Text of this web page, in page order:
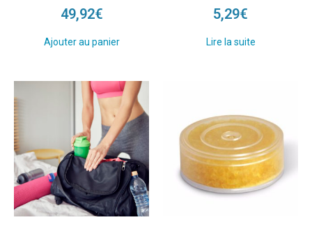
49,92€
Ajouter au panier
5,29€
Lire la suite